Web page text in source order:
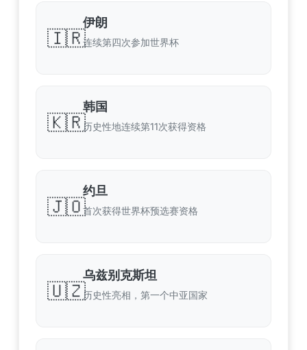
🇮🇷
伊朗
连续第四次参加世界杯
🇰🇷
韩国
历史性地连续第11次获得资格
🇯🇴
约旦
首次获得世界杯预选赛资格
🇺🇿
乌兹别克斯坦
历史性亮相，第一个中亚国家